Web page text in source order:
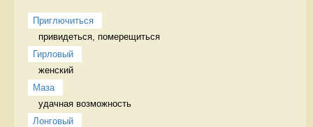
Приглючиться
привидеться, померещиться
Гирловый
женский
Маза
удачная возможность
Лонговый